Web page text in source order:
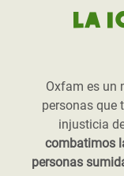
La
Oxfam es un
personas que
injusticia
combatimos
personas